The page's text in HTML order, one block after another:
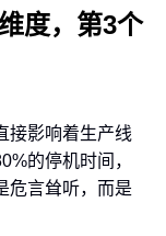
度，第3个
接影响着生产线
的停机时间，
言耸听，而是